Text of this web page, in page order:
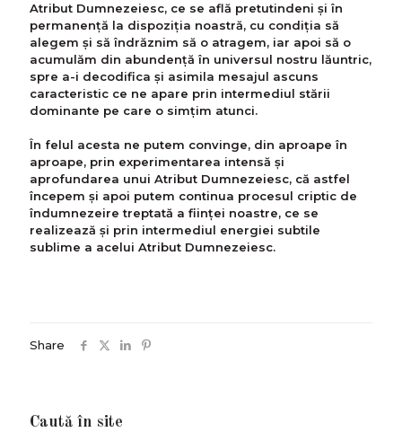
Atribut Dumnezeiesc, ce se află pretutindeni și în
permanență la dispoziția noastră, cu condiția să
alegem și să îndrăznim să o atragem, iar apoi să o
acumulăm din abundență în universul nostru lăuntric,
spre a-i decodifica și asimila mesajul ascuns
caracteristic ce ne apare prin intermediul stării
dominante pe care o simțim atunci.
În felul acesta ne putem convinge, din aproape în
aproape, prin experimentarea intensă și
aprofundarea unui Atribut Dumnezeiesc, că astfel
începem și apoi putem continua procesul criptic de
îndumnezeire treptată a ființei noastre, ce se
realizează și prin intermediul energiei subtile
sublime a acelui Atribut Dumnezeiesc.
Share
Caută în site